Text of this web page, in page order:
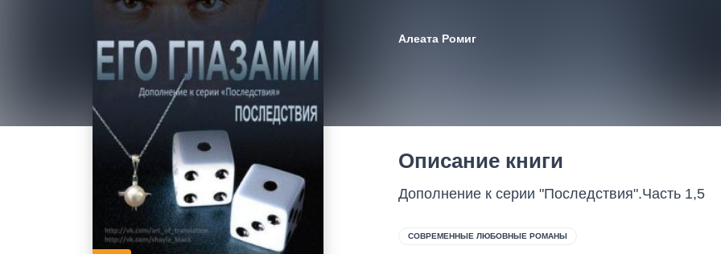
Алеата Ромиг
Описание книги
Дополнение к серии "Последствия".Часть 1,5
СОВРЕМЕННЫЕ ЛЮБОВНЫЕ РОМАНЫ